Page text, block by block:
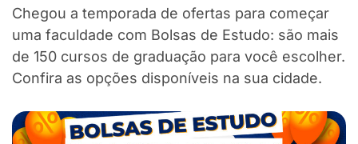
Chegou a temporada de ofertas para começar
uma faculdade com Bolsas de Estudo: são mais
de 150 cursos de graduação para você escolher.
Confira as opções disponíveis na sua cidade.